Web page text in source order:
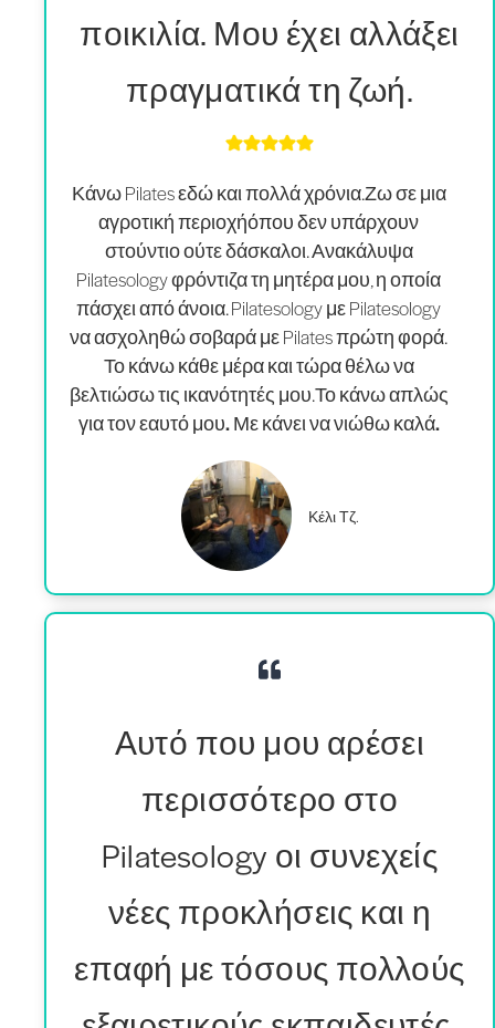
ποικιλία. Μου έχει αλλάξει
πραγματικά τη ζωή.
Κάνω Pilates εδώ και πολλά χρόνια.Ζω σε μια
αγροτική περιοχήόπου δεν υπάρχουν
στούντιο ούτε δάσκαλοι. Ανακάλυψα
Pilatesology φρόντιζα τη μητέρα μου, η οποία
πάσχει από άνοια. Pilatesology με Pilatesology
να ασχοληθώ σοβαρά με Pilates πρώτη φορά.
Το κάνω κάθε μέρα και τώρα θέλω να
βελτιώσω τις ικανότητές μου.Το κάνω απλώς
για τον εαυτό μου. Με κάνει να νιώθω καλά.
Κέλι Τζ.
Αυτό που μου αρέσει
περισσότερο στο
Pilatesology οι συνεχείς
νέες προκλήσεις και η
επαφή με τόσους πολλούς